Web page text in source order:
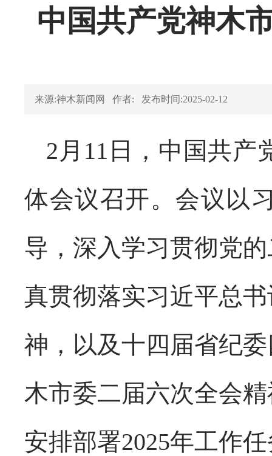
中国共产党神木
来源:神木新闻网 作者: 发布时间:2025-02-12
2月11日，中国共产
体会议召开。会议以
导，深入学习贯彻党
真贯彻落实习近平总
神，以及十四届省纪
木市委二届六次全会
安排部署2025年工作